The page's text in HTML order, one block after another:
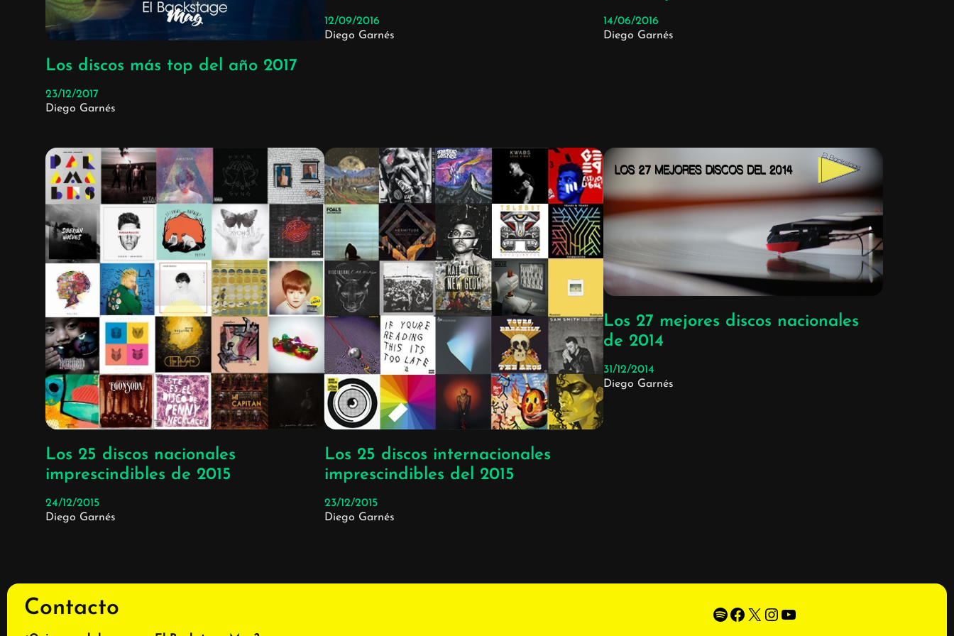
Los discos más top del año 2017
23/12/2017
Diego Garnés
12/09/2016
Diego Garnés
14/06/2016
Diego Garnés
Los 25 discos nacionales
imprescindibles de 2015
24/12/2015
Diego Garnés
Los 25 discos internacionales
imprescindibles del 2015
23/12/2015
Diego Garnés
Los 27 mejores discos nacionales
de 2014
31/12/2014
Diego Garnés
Contacto Spotify Facebook X Instagram YouTube